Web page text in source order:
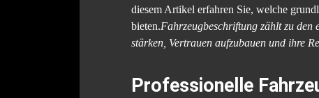
diesem Artikel erfahren Sie, welche
bieten.Fahrzeugbeschriftung zählt zu den
stärken, Vertrauen aufzubauen und ihre
Professionelle